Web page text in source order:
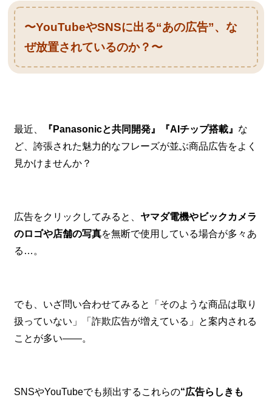
〜YouTubeやSNSに出る“あの広告”、な
ぜ放置されているのか？〜
最近、 『Panasonicと共同開発』『AIチップ搭載』 な
ど、誇張された魅力的なフレーズが並ぶ商品広告をよく
見かけませんか？
広告をクリックしてみると、 ヤマダ電機やビックカメラ
のロゴや店舗の写真を無断で使用している場合が多々あ
る…。
でも、いざ問い合わせてみると「そのような商品は取り
扱っていない」「詐欺広告が増えている」と案内される
ことが多い——。
SNSやYouTubeでも頻出するこれらの“広告らしきも